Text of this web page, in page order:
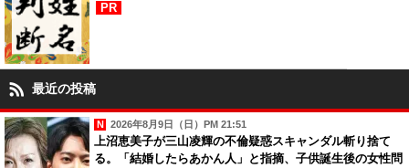
PR
最近の投稿
2026年8月9日（日）PM 21:51
上沼恵美子が三山凌輝の不倫疑惑スキャンダル斬り捨て
る。「結婚したらあかん人」と指摘、子供誕生後の女性問